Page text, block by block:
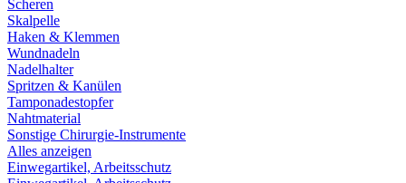
Scheren
Skalpelle
Haken & Klemmen
Wundnadeln
Nadelhalter
Spritzen & Kanülen
Tamponadestopfer
Nahtmaterial
Sonstige Chirurgie-Instrumente
Alles anzeigen
Einwegartikel, Arbeitsschutz